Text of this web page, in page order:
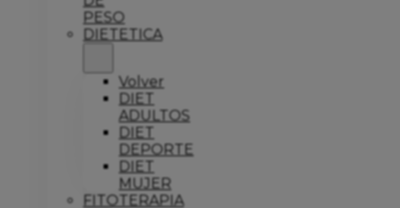
PESO
DIETETICA
Volver
DIET
ADULTOS
DIET
DEPORTE
DIET
MUJER
FITOTERAPIA